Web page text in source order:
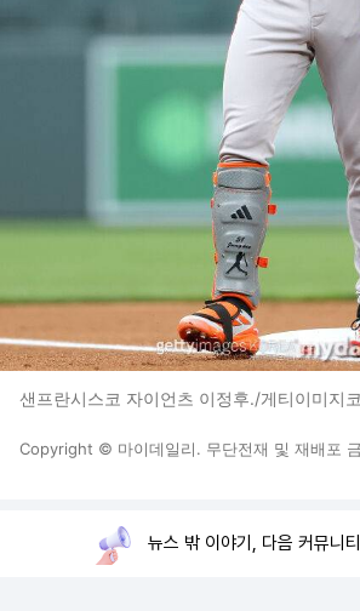
샌프란시스코 자이언츠 이정후./게티이미지
Copyright © 마이데일리. 무단전재 및 재배포
뉴스 밖 이야기, 다음 커뮤니